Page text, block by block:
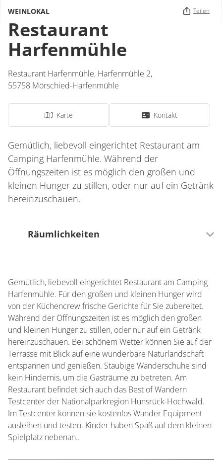
WEINLOKAL Teilen
Restaurant
Harfenmühle
Restaurant Harfenmühle, Harfenmühle 2,
55758 Mörschied-Harfenmühle
Karte Kontakt
Gemütlich, liebevoll eingerichtet Restaurant am
Camping Harfenmühle. Während der
Öffnungszeiten ist es möglich den großen und
kleinen Hunger zu stillen, oder nur auf ein Getränk
hereinzuschauen.
Räumlichkeiten
50 Sitzplätze (außen)
Gemütlich, liebevoll eingerichtet Restaurant am Camping
Harfenmühle. Für den großen und kleinen Hunger wird
von der Küchencrew frische Gerichte für Sie zubereitet.
Während der Öffnungszeiten ist es möglich den großen
und kleinen Hunger zu stillen, oder nur auf ein Getränk
hereinzuschauen. Bei schönem Wetter können Sie auf der
Terrasse mit Blick auf eine wunderbare Naturlandschaft
entspannen und genießen. Staubige Wanderschuhe sind
kein Hindernis, um die Gasträume zu betreten. Am
Restaurant befindet sich auch das Best of Wandern
Testcenter der Nationalparkregion Hunsrück-Hochwald.
Im Testcenter können sie kostenlos Wander Equipment
ausleihen und testen. Kinder haben Spaß auf dem kleinen
Spielplatz nebenan..